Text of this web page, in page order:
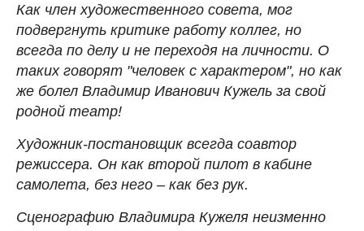
Как член художественного совета, мог
подвергнуть критике работу коллег, но
всегда по делу и не переходя на личности. О
таких говорят "человек с характером", но как
же болел Владимир Иванович Кужель за свой
родной театр!
Художник-постановщик всегда соавтор
режиссера. Он как второй пилот в кабине
самолета, без него – как без рук.
Сценографию Владимира Кужеля неизменно